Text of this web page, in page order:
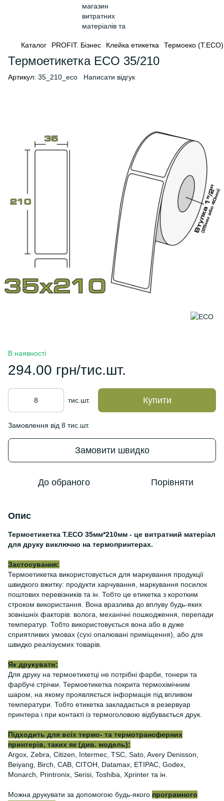
Каталог PROFIT. Бізнес Клейка етикетка Термоеко (Т.ЕСО)
Термоетикетка ECO 35/210
Артикул: 35_210_eco Написати відгук
В наявності
294.00 грн/тис.шт.
тис.шт. Купити
Замовлення від 8 тис.шт.
Замовити швидко
До обраного Порівняти
Опис
Термоетикетка Т.ЕСО 35мм*210мм - це витратний матеріал
для друку виключно на термопринтерах.
Застосування:
Термоетикетка використовується для маркування продукції
швидкого вжитку: продукти харчування, маркування посилок
поштових перевізників та ін. Тобто це етикетка з коротким
строком використання. Вона вразлива до вплуву будь-яких
зовнішніх факторів: волога, механічні пошкодження, перепади
температур. Тобто використовується вона або в дуже
сприятливих умовах (сухі опалювані приміщення), або для
швидко реалізуємих товарів.
Як друкувати:
Для друку на термоетикетці не потрібні фарби, тонери та
фарбучі стрічки. Термоетикетка покрита термохімічним
шаром, на якому проявляється інформація під впливом
температури. Тобто етикетка закладається в резервуар
принтера і при контакті із термоголовою відбувається друк.
Підходить для всіх термо- та термотрансферних
принтерів, таких як (див. модель):
Argox, Zebra, Citizen, Intermec, TSC, Sato, Avery Denisson,
Beiyang, Birch, CAB, CITOH, Datamax, ETIPAC, Godex,
Monarch, Printronix, Serisi, Toshiba, Xprinter та ін.
Можна друкувати за допомогою будь-якого програмного